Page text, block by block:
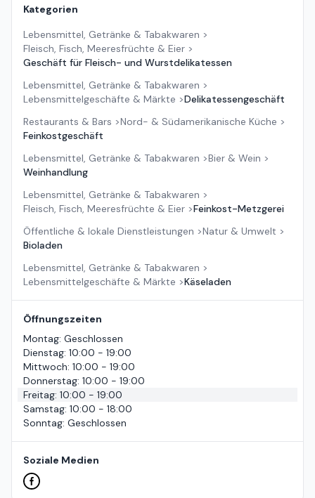
Kategorien
Lebensmittel, Getränke & Tabakwaren >
Fleisch, Fisch, Meeresfrüchte & Eier >
Geschäft für Fleisch- und Wurstdelikatessen
Lebensmittel, Getränke & Tabakwaren >
Lebensmittelgeschäfte & Märkte >Delikatessengeschäft
Restaurants & Bars >Nord- & Südamerikanische Küche >
Feinkostgeschäft
Lebensmittel, Getränke & Tabakwaren >Bier & Wein >
Weinhandlung
Lebensmittel, Getränke & Tabakwaren >
Fleisch, Fisch, Meeresfrüchte & Eier >Feinkost-Metzgerei
Öffentliche & lokale Dienstleistungen >Natur & Umwelt >
Bioladen
Lebensmittel, Getränke & Tabakwaren >
Lebensmittelgeschäfte & Märkte >Käseladen
Öffnungszeiten
Montag: Geschlossen
Dienstag: 10:00 - 19:00
Mittwoch: 10:00 - 19:00
Donnerstag: 10:00 - 19:00
Freitag: 10:00 - 19:00
Samstag: 10:00 - 18:00
Sonntag: Geschlossen
Soziale Medien